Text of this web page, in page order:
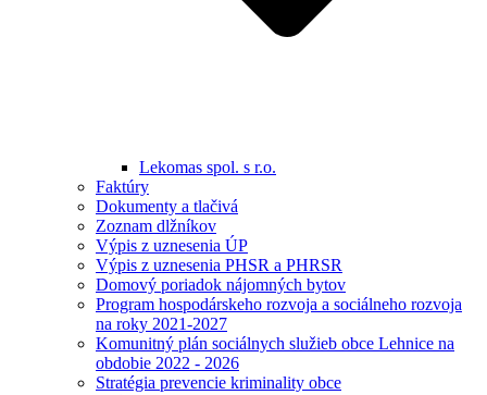
Lekomas spol. s r.o.
Faktúry
Dokumenty a tlačivá
Zoznam dlžníkov
Výpis z uznesenia ÚP
Výpis z uznesenia PHSR a PHRSR
Domový poriadok nájomných bytov
Program hospodárskeho rozvoja a sociálneho rozvoja
na roky 2021-2027
Komunitný plán sociálnych služieb obce Lehnice na
obdobie 2022 - 2026
Stratégia prevencie kriminality obce